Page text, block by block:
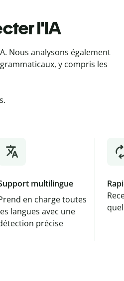
l'IA
Nous analysons également
y compris les
multilingue
en charge toutes
langues avec une
précise